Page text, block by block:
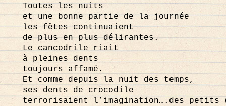
Toutes les nuits
et une bonne partie de la journée
les fêtes continuaient
de plus en plus délirantes.
Le cancodrile riait
à pleines dents
toujours affamé.
Et comme depuis la nuit des temps,
ses dents de crocodile
terrorisaient l’imagination….des petits